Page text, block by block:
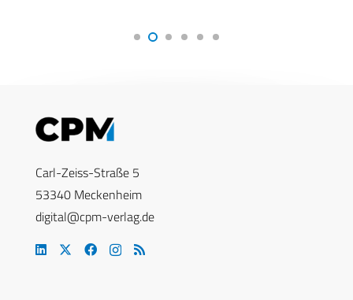
Carl-Zeiss-Straße 5
53340 Meckenheim
digital@cpm-verlag.de